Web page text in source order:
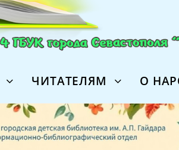
ЧИТАТЕЛЯМ О